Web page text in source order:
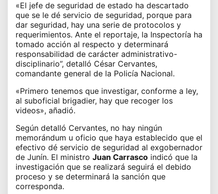
«El jefe de seguridad de estado ha descartado
que se le dé servicio de seguridad, porque para
dar seguridad, hay una serie de protocolos y
requerimientos. Ante el reportaje, la Inspectoría ha
tomado acción al respecto y determinará
responsabilidad de carácter administrativo-
disciplinario”, detalló César Cervantes,
comandante general de la Policía Nacional.
«Primero tenemos que investigar, conforme a ley,
al suboficial brigadier, hay que recoger los
videos», añadió.
Según detalló Cervantes, no hay ningún
memorándum u oficio que haya establecido que el
efectivo dé servicio de seguridad al exgobernador
de Junín. El ministro Juan Carrasco indicó que la
investigación que se realizará seguirá el debido
proceso y se determinará la sanción que
corresponda.